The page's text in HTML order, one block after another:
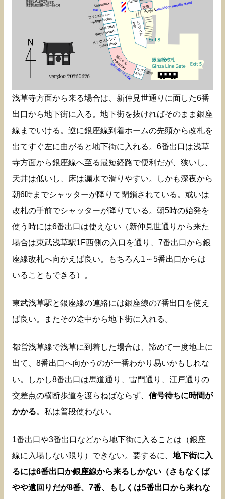
浅草寺方面から来る場合は、新仲見世通りに面した6番
出口から地下街に入る。地下街を抜ければそのまま銀座
線までいける。逆に銀座線到着ホームの先頭から改札を
出てすぐ左に曲がると地下街に入れる。6番出口は浅草
寺方面から銀座線へ至る最短経路で便利だが、狭いし、
天井は低いし、床は漏水で滑りやすい。しかも深夜から
朝6時までシャッターが降りて閉鎖されている。或いは
改札の手前でシャッターが降りている。朝5時の始発を
使う時には6番出口は使えない（新仲見世通りから来た
場合は東武浅草駅1F西側の入口を通り、7番出口から銀
座線改札へ向かえば良い。もちろん1～5番出口からは
いることもできる）。
東武浅草駅と銀座線の連絡には銀座線の7番出口を使え
ば良い。またその途中から地下街に入れる。
都営浅草線で浅草に到着した場合は、諦めて一度地上に
出て、8番出口へ向かうのが一番わかり易いかもしれな
い。しかし8番出口は馬道通り、雷門通り、江戸通りの
交差点の横断歩道を渡らねばならず、 信号待ちに時間が
かかる。私は普段使わない。
1番出口や3番出口などから地下街に入ることは（銀座
線に入場しない限り）できない。要するに、 地下街に入
るには6番出口か銀座線から来るしかない（さもなくば
やや遠回りだが8番、7番、もしくは5番出口から来れな